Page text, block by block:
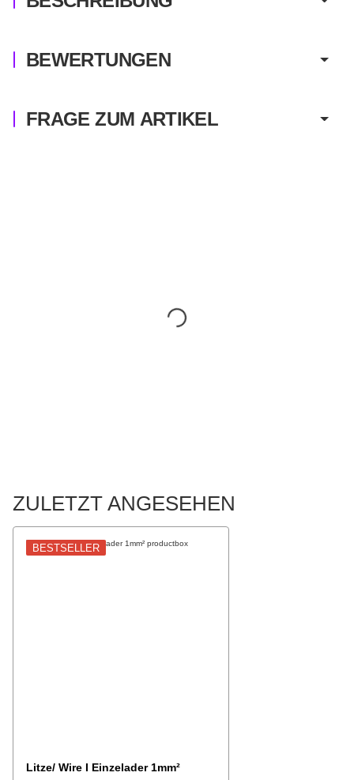
BEWERTUNGEN
FRAGE ZUM ARTIKEL
ZULETZT ANGESEHEN
BESTSELLER
Litze/ Wire I Einzelader 1mm²